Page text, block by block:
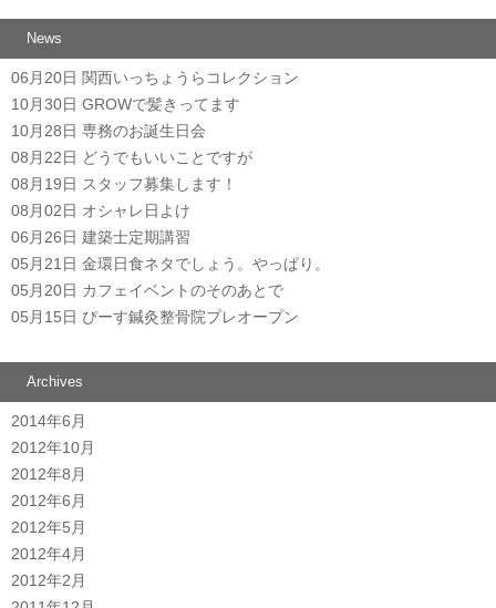
News
06月20日 関西いっちょうらコレクション
10月30日 GROWで髪きってます
10月28日 専務のお誕生日会
08月22日 どうでもいいことですが
08月19日 スタッフ募集します！
08月02日 オシャレ日よけ
06月26日 建築士定期講習
05月21日 金環日食ネタでしょう。やっぱり。
05月20日 カフェイベントのそのあとで
05月15日 ぴーす鍼灸整骨院プレオープン
Archives
2014年6月
2012年10月
2012年8月
2012年6月
2012年5月
2012年4月
2012年2月